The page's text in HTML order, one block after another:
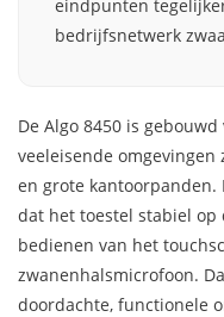
eindpunten
bedrijfsnetwerk
De Algo 8450 is
veeleisende
en grote kantoorpanden.
dat het toestel stabiel
bedienen van het
zwanenhalsmicrofoon.
doordachte, functionele